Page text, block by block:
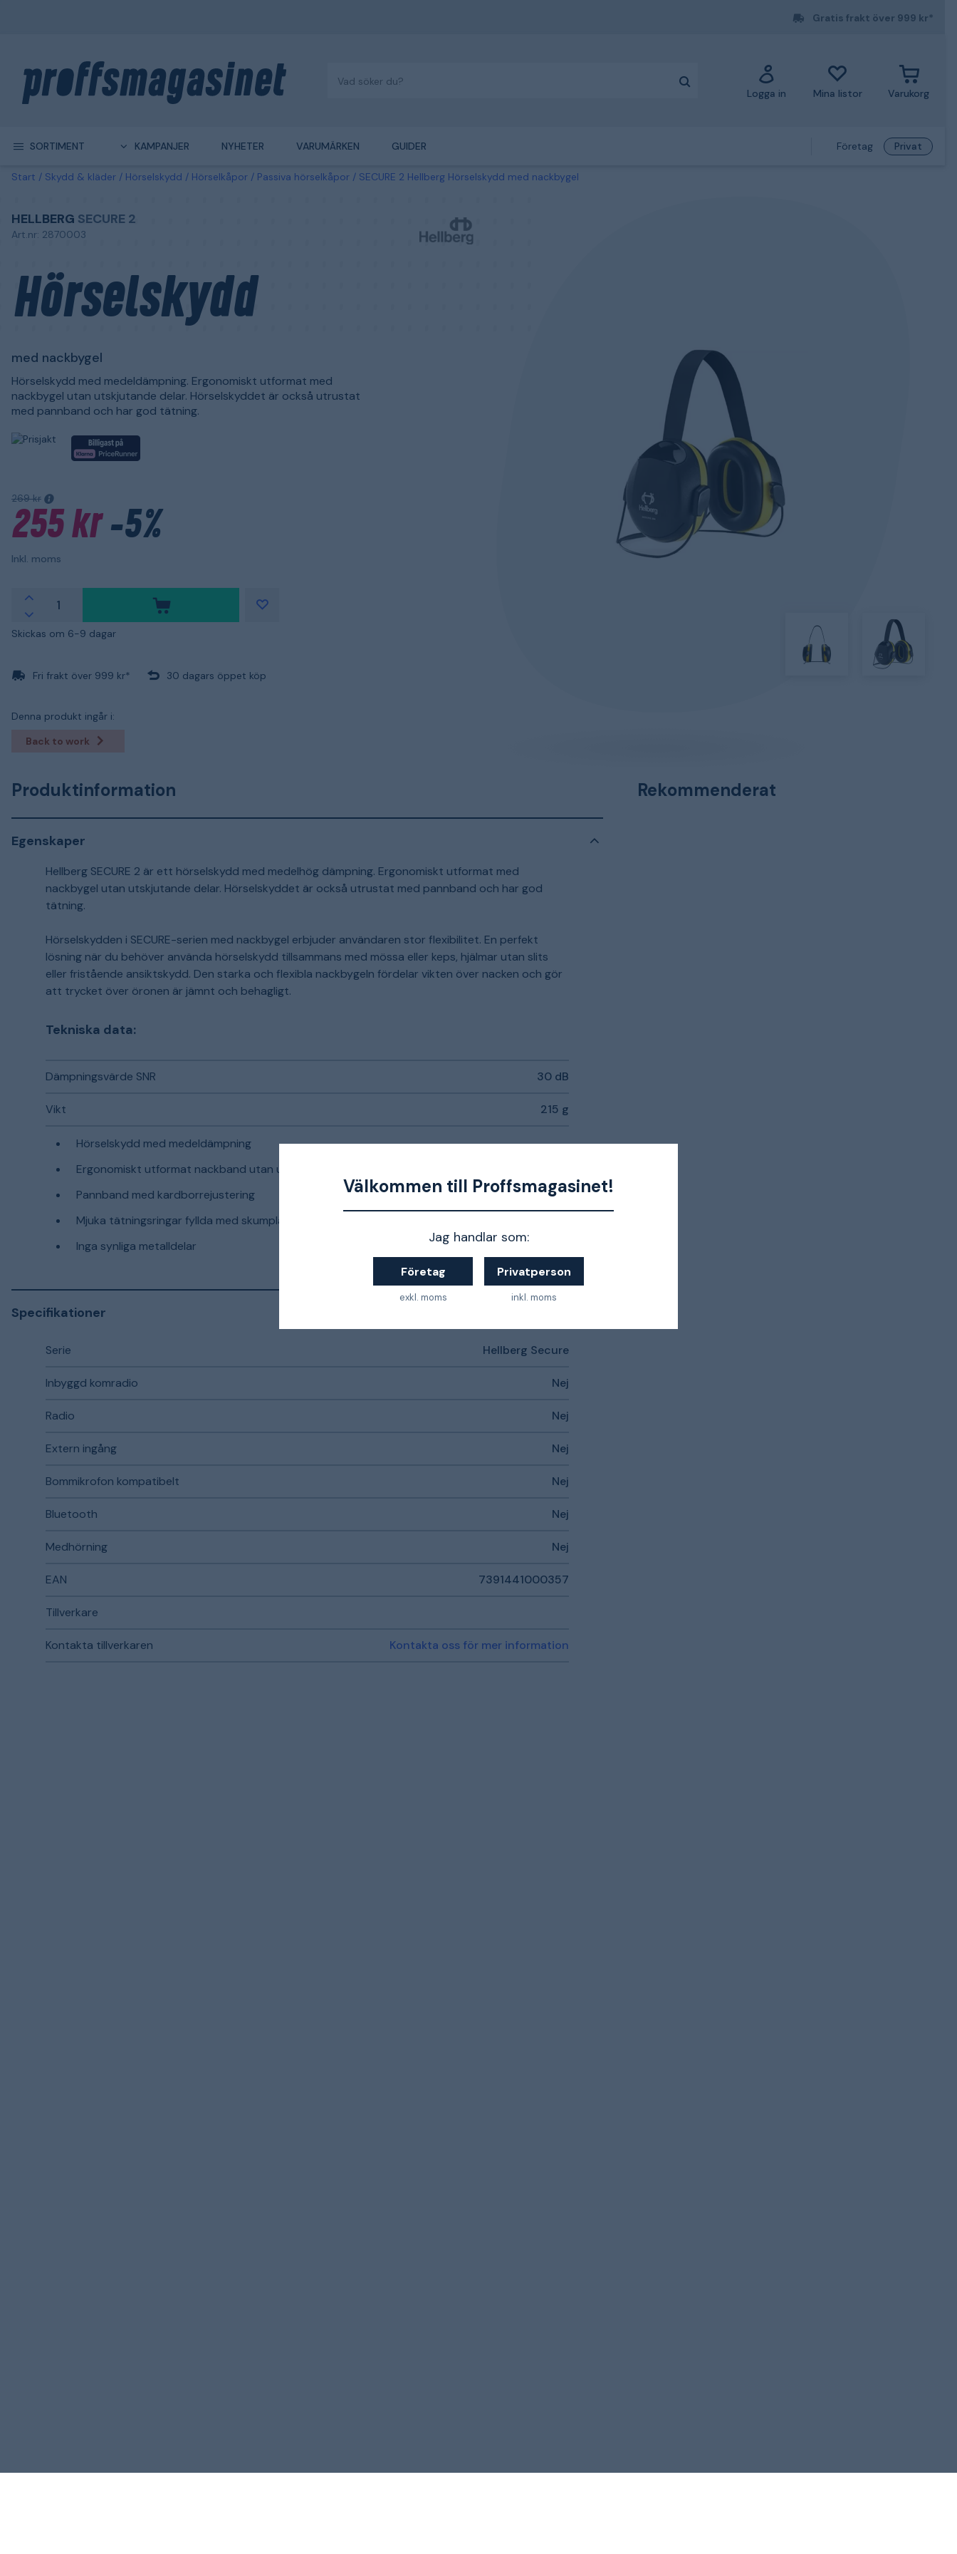
Välkommen till Proffsmagasinet!
Jag handlar som:
Företag
exkl. moms
Privatperson
inkl. moms
Gratis frakt över 999 kr*
Logga in Mina listor Varukorg
SORTIMENT KAMPANJER NYHETER VARUMÄRKEN GUIDER Företag Privat
Start Skydd & kläder Hörselskydd Hörselkåpor Passiva hörselkåpor SECURE 2 Hellberg Hörselskydd med nackbygel
HELLBERG SECURE 2
Art.nr: 2870003
Hörselskydd
med nackbygel
Hörselskydd med medeldämpning. Ergonomiskt utformat med
nackbygel utan utskjutande delar. Hörselskyddet är också utrustat
med pannband och har god tätning.
269 kr
255 kr-5%
Inkl. moms
Skickas om 6-9 dagar
Fri frakt över 999 kr* 30 dagars öppet köp
Denna produkt ingår i:
Back to work
Produktinformation
Egenskaper
Hellberg SECURE 2 är ett hörselskydd med medelhög dämpning. Ergonomiskt utformat med
nackbygel utan utskjutande delar. Hörselskyddet är också utrustat med pannband och har god
tätning.
Hörselskydden i SECURE-serien med nackbygel erbjuder användaren stor flexibilitet. En perfekt
lösning när du behöver använda hörselskydd tillsammans med mössa eller keps, hjälmar utan slits
eller fristående ansiktskydd. Den starka och flexibla nackbygeln fördelar vikten över nacken och gör
att trycket över öronen är jämnt och behagligt.
Tekniska data:
Dämpningsvärde SNR 30 dB
Vikt 215 g
Hörselskydd med medeldämpning
Ergonomiskt utformat nackband utan utskjutande delar
Pannband med kardborrejustering
Mjuka tätningsringar fyllda med skumplast för hög bärkomfort och god tätning
Inga synliga metalldelar
Specifikationer
Serie Hellberg Secure
Inbyggd komradio Nej
Radio Nej
Extern ingång Nej
Bommikrofon kompatibelt Nej
Bluetooth Nej
Medhörning Nej
EAN 7391441000357
Tillverkare
Kontakta tillverkaren Kontakta oss för mer information
Rekommenderat